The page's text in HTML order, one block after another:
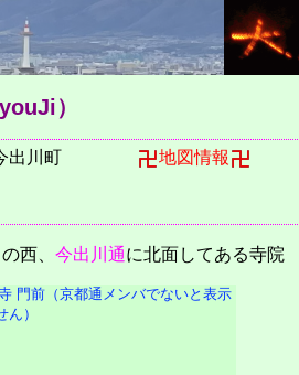
）
出川町 地図情報
の西、 今出川通に北面してある寺院